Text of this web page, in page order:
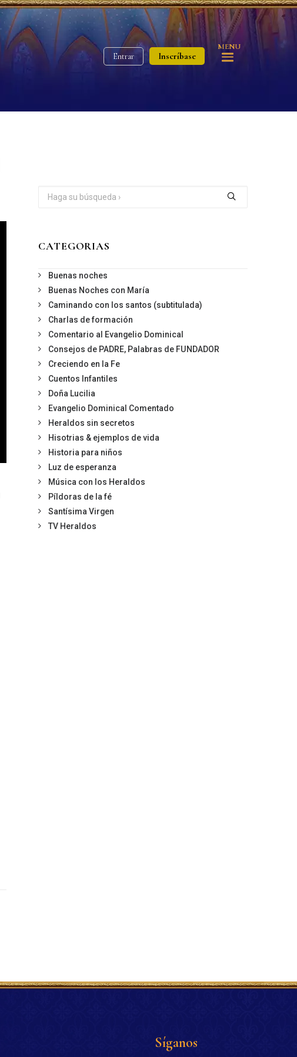
Entrar Inscríbase
MENU
CATEGORIAS
Buenas noches
Buenas Noches con María
Caminando con los santos (subtitulada)
Charlas de formación
Comentario al Evangelio Dominical
Consejos de PADRE, Palabras de FUNDADOR
Creciendo en la Fe
Cuentos Infantiles
Doña Lucilia
Evangelio Dominical Comentado
Heraldos sin secretos
Hisotrias & ejemplos de vida
Historia para niños
Luz de esperanza
Música con los Heraldos
Píldoras de la fé
Santísima Virgen
TV Heraldos
Síganos